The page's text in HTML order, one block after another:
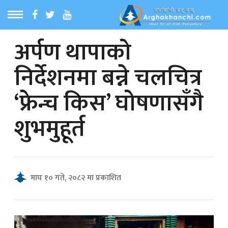
MENU
समाचार
समाचार
अर्पण थापाको
निर्देशनमा बन्ने चलचित्र
‘फ्रेन्च किस’ घोषणासँगै
शुभमुहूर्त
माघ १० गते, २०८२ मा प्रकाशित